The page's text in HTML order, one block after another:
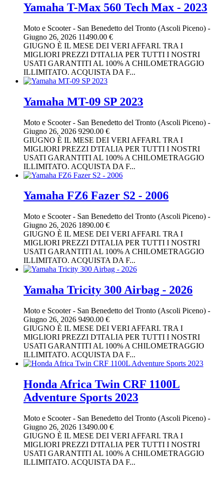
Yamaha T-Max 560 Tech Max - 2023
Moto e Scooter- San Benedetto del Tronto (Ascoli Piceno) -
Giugno 26, 2026 11490.00 €
GIUGNO È IL MESE DEI VERI AFFARI. TRA I
MIGLIORI PREZZI D'ITALIA PER TUTTI I NOSTRI
USATI GARANTITI AL 100% A CHILOMETRAGGIO
ILLIMITATO. ACQUISTA DA F...
Yamaha MT-09 SP 2023
Moto e Scooter- San Benedetto del Tronto (Ascoli Piceno) -
Giugno 26, 2026 9290.00 €
GIUGNO È IL MESE DEI VERI AFFARI. TRA I
MIGLIORI PREZZI D'ITALIA PER TUTTI I NOSTRI
USATI GARANTITI AL 100% A CHILOMETRAGGIO
ILLIMITATO. ACQUISTA DA F...
Yamaha FZ6 Fazer S2 - 2006
Moto e Scooter- San Benedetto del Tronto (Ascoli Piceno) -
Giugno 26, 2026 1890.00 €
GIUGNO È IL MESE DEI VERI AFFARI. TRA I
MIGLIORI PREZZI D'ITALIA PER TUTTI I NOSTRI
USATI GARANTITI AL 100% A CHILOMETRAGGIO
ILLIMITATO. ACQUISTA DA F...
Yamaha Tricity 300 Airbag - 2026
Moto e Scooter- San Benedetto del Tronto (Ascoli Piceno) -
Giugno 26, 2026 9490.00 €
GIUGNO È IL MESE DEI VERI AFFARI. TRA I
MIGLIORI PREZZI D'ITALIA PER TUTTI I NOSTRI
USATI GARANTITI AL 100% A CHILOMETRAGGIO
ILLIMITATO. ACQUISTA DA F...
Honda Africa Twin CRF 1100L
Adventure Sports 2023
Moto e Scooter- San Benedetto del Tronto (Ascoli Piceno) -
Giugno 26, 2026 13490.00 €
GIUGNO È IL MESE DEI VERI AFFARI. TRA I
MIGLIORI PREZZI D'ITALIA PER TUTTI I NOSTRI
USATI GARANTITI AL 100% A CHILOMETRAGGIO
ILLIMITATO. ACQUISTA DA F...